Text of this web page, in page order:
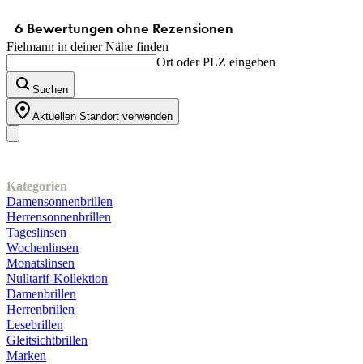
Fielmann in deiner Nähe finden
Ort oder PLZ eingeben
Suchen
Aktuellen Standort verwenden
Kategorien
Damensonnenbrillen
Herrensonnenbrillen
Tageslinsen
Wochenlinsen
Monatslinsen
Nulltarif-Kollektion
Damenbrillen
Herrenbrillen
Lesebrillen
Gleitsichtbrillen
Marken